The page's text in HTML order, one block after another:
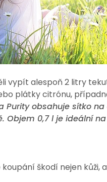
vypít alespoň 2 litry
plátky citrónu,
Purity obsahuje sítko
Objem 0,7 l je ideální
škodí nejen kůži,